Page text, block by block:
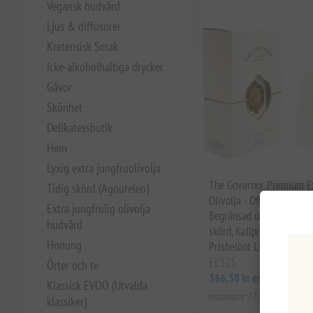
Vegansk hudvård
Ljus & diffusorer
Kretensisk Smak
Icke-alkoholhaltiga drycker
Gåvor
Skönhet
Delikatessbutik
Hem
Lyxig extra jungfruolivolja
Tidig skörd (Agoureleo)
Extra jungfrulig olivolja
hudvård
Honung
Örter och te
Klassisk EVOO (Utvalda
klassiker)
The Governor Premium
Olivolja - Ofiltrerad
Begränsad upplaga från
skörd, Kallpressad, Hög
Prisbelönt Lianolia-
386,38 kr exkl moms